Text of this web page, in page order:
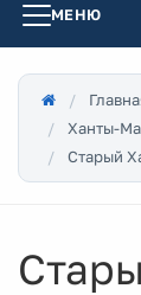
МЕНЮ
Ханты-
Старый